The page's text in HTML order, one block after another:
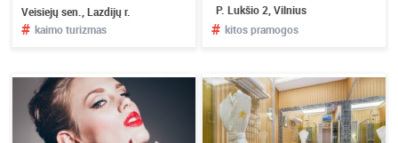
Veisiejų sen., Lazdijų r.
# kaimo turizmas
P. Lukšio 2, Vilnius
# kitos pramogos